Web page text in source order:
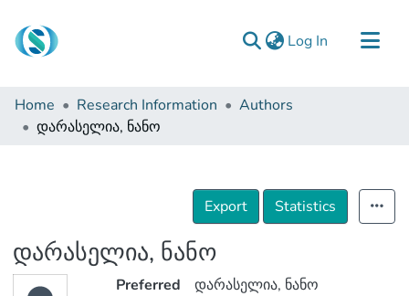
Log In (current)
Communities & Collections
Browse
Home Research Information
Authors
დარასელია, ნანო
Export Statistics
დარასელია, ნანო
Preferred
დარასელია, ნანო